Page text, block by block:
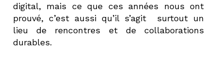
digital, mais ce que ces années nous ont
prouvé, c’est aussi qu’il s’agit surtout un
lieu de rencontres et de collaborations
durables.